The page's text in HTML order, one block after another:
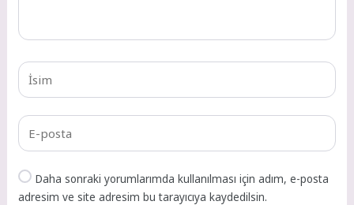
Daha sonraki yorumlarımda kullanılması için adım, e-posta
adresim ve site adresim bu tarayıcıya kaydedilsin.